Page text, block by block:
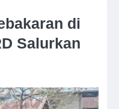
di
Salurkan